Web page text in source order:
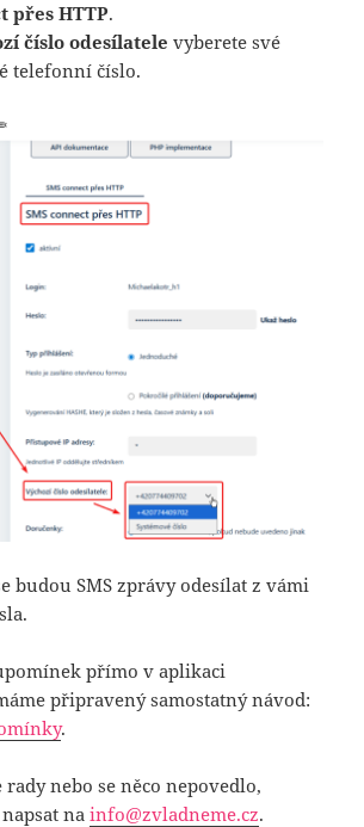
přes HTTP.
číslo odesílatele vyberete své
telefonní číslo.
budou SMS zprávy odesílat z vámi
přímo v aplikaci
připravený samostatný návod:
.
nebo se něco nepovedlo,
nainfo@zvladneme.cz.